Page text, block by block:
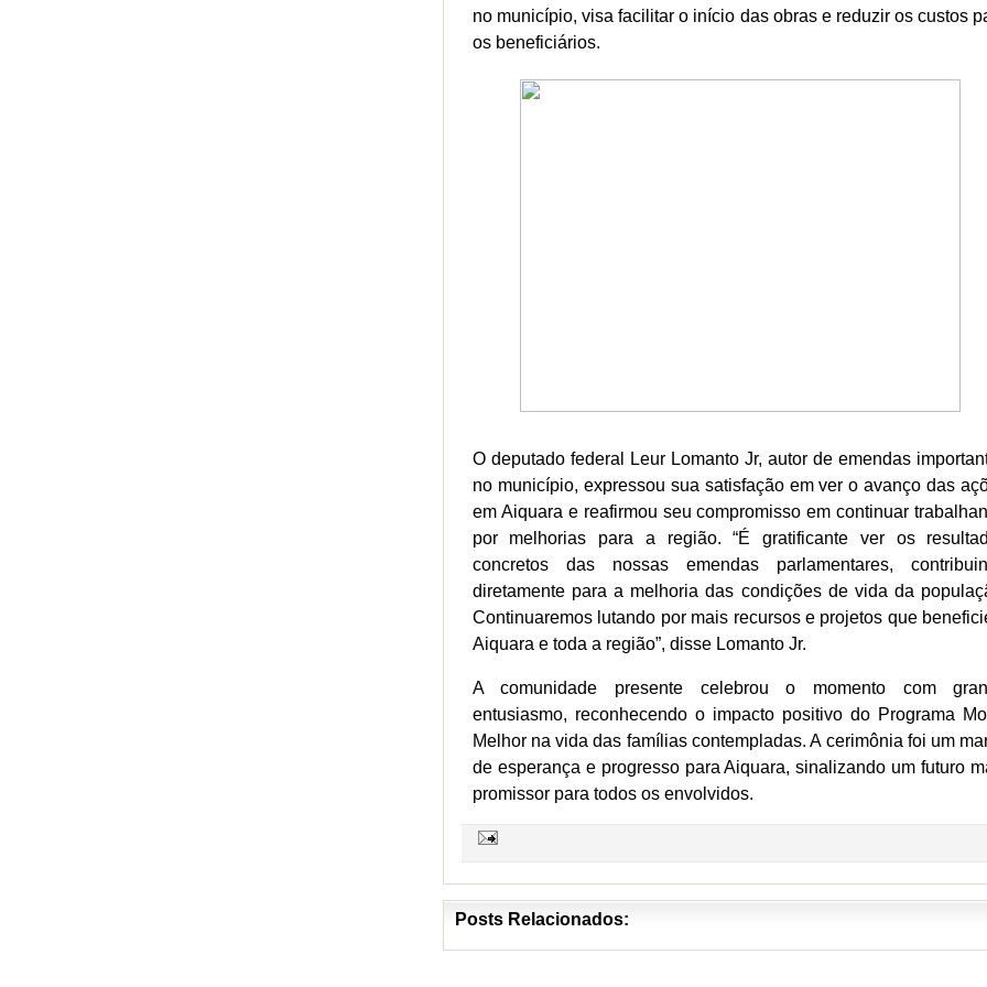
no município, visa facilitar o início das obras e reduzir os custos
os beneficiários.
O deputado federal Leur Lomanto Jr, autor de emendas
no município, expressou sua satisfação em ver o avanço das
em Aiquara e reafirmou seu compromisso em continuar
por melhorias para a região. “É gratificante ver os
concretos das nossas emendas parlamentares,
diretamente para a melhoria das condições de vida da
Continuaremos lutando por mais recursos e projetos que
Aiquara e toda a região”, disse Lomanto Jr.
A comunidade presente celebrou o momento com
entusiasmo, reconhecendo o impacto positivo do Programa
Melhor na vida das famílias contempladas. A cerimônia foi um
de esperança e progresso para Aiquara, sinalizando um futuro
promissor para todos os envolvidos.
Posts Relacionados: